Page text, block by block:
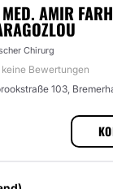
AMIR
Chirurg
Bewertungen
103,